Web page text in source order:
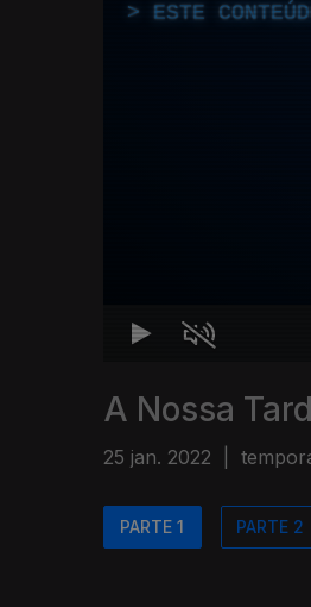
ESTE
A Nossa
25 jan. 2022
PARTE 1 PARTE 2